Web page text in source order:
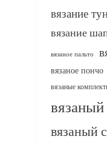
вязание
вязание
вязаное пальто
вязаное пончо
вязаные
вязаный